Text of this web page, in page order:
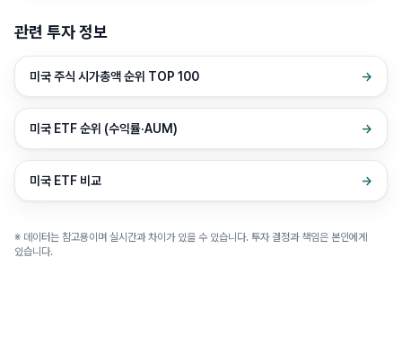
관련 투자 정보
미국 주식 시가총액 순위 TOP 100 →
미국 ETF 순위 (수익률·AUM) →
미국 ETF 비교 →
※ 데이터는 참고용이며 실시간과 차이가 있을 수 있습니다. 투자 결정과 책임은 본인에게
있습니다.